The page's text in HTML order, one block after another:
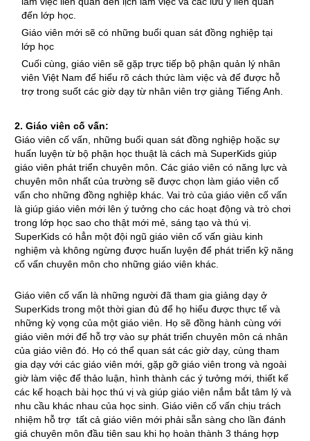
đến lớp học.
Giáo viên mới sẽ có những buổi quan sát đồng nghiệp tại
lớp học
Cuối cùng, giáo viên sẽ gặp trực tiếp bộ phận quản lý nhân
viên Việt Nam để hiểu rõ cách thức làm việc và để được hỗ
trợ trong suốt các giờ dạy từ nhân viên trợ giảng Tiếng Anh.
2. Giáo viên cố vấn:
Giáo viên cố vấn, những buổi quan sát đồng nghiệp hoặc sự
huấn luyện từ bộ phận học thuật là cách mà SuperKids giúp
giáo viên phát triển chuyên môn. Các giáo viên có năng lực và
chuyên môn nhất của trường sẽ được chọn làm giáo viên cố
vấn cho những đồng nghiệp khác. Vai trò của giáo viên cố vấn
là giúp giáo viên mới lên ý tưởng cho các hoạt động và trò chơi
trong lớp học sao cho thật mới mẻ, sáng tạo và thú vị.
SuperKids có hẳn một đội ngũ giáo viên cố vấn giàu kinh
nghiệm và không ngừng được huấn luyện để phát triển kỹ năng
cố vấn chuyên môn cho những giáo viên khác.
Giáo viên cố vấn là những người đã tham gia giảng dạy ở
SuperKids trong một thời gian đủ để họ hiểu được thực tế và
những kỳ vọng của một giáo viên. Họ sẽ đồng hành cùng với
giáo viên mới để hỗ trợ vào sự phát triển chuyên môn cá nhân
của giáo viên đó. Họ có thể quan sát các giờ dạy, cùng tham
gia dạy với các giáo viên mới, gặp gỡ giáo viên trong và ngoài
giờ làm việc để thảo luận, hình thành các ý tưởng mới, thiết kế
các kế hoạch bài học thú vị và giúp giáo viên nắm bắt tâm lý và
nhu cầu khác nhau của học sinh. Giáo viên cố vấn chịu trách
nhiệm hỗ trợ tất cả giáo viên mới phải sẵn sàng cho lần đánh
giá chuyên môn đầu tiên sau khi họ hoàn thành 3 tháng hợp